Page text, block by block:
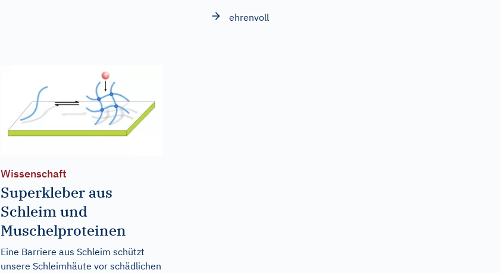
Wissenschaft
Superkleber aus
Schleim und
Muschelproteinen
Eine Barriere aus Schleim schützt
unsere Schleimhäute vor schädlichen
ehrenvoll